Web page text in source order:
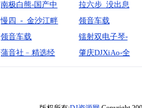
南极白熊-国产中
文弹跳电子鼓精
选【喀什葛尔的
胡杨.一笑倾城.初
拉六步_没出息
_(本来应该从从
容容游刃有余)
【小鱼干】-宝剑
慢四_-_金沙江畔
一杯红酒（齐旦
布）『默寫制
领音车载
《【2025音乐榜
69】《【硬核酒
领音车载
2025《最新精选
镭射双电子琴-
【青山白云随风
蒲音社﹣精选经
肇庆DJXiAo-全